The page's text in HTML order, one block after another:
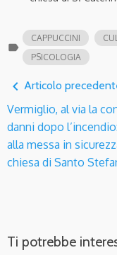
label
CAPPUCCINI
PSICOLOGIA
navigate_before Articolo
Vermiglio, al via la
danni dopo
alla messa in
chiesa di Santo
Ti potrebbe